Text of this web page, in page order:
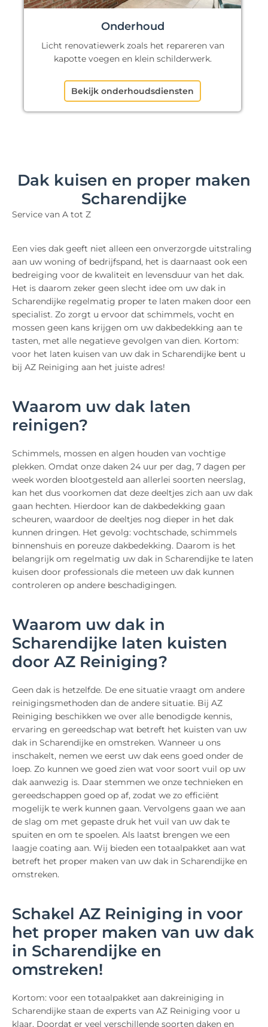
Onderhoud
Licht renovatiewerk zoals het repareren van
kapotte voegen en klein schilderwerk.
Bekijk onderhoudsdiensten
Dak kuisen en proper maken
Scharendijke
Service van A tot Z
Een vies dak geeft niet alleen een onverzorgde uitstraling
aan uw woning of bedrijfspand, het is daarnaast ook een
bedreiging voor de kwaliteit en levensduur van het dak.
Het is daarom zeker geen slecht idee om uw dak in
Scharendijke regelmatig proper te laten maken door een
specialist. Zo zorgt u ervoor dat schimmels, vocht en
mossen geen kans krijgen om uw dakbedekking aan te
tasten, met alle negatieve gevolgen van dien. Kortom:
voor het laten kuisen van uw dak in Scharendijke bent u
bij AZ Reiniging aan het juiste adres!
Waarom uw dak laten
reinigen?
Schimmels, mossen en algen houden van vochtige
plekken. Omdat onze daken 24 uur per dag, 7 dagen per
week worden blootgesteld aan allerlei soorten neerslag,
kan het dus voorkomen dat deze deeltjes zich aan uw dak
gaan hechten. Hierdoor kan de dakbedekking gaan
scheuren, waardoor de deeltjes nog dieper in het dak
kunnen dringen. Het gevolg: vochtschade, schimmels
binnenshuis en poreuze dakbedekking. Daarom is het
belangrijk om regelmatig uw dak in Scharendijke te laten
kuisen door professionals die meteen uw dak kunnen
controleren op andere beschadigingen.
Waarom uw dak in
Scharendijke laten kuisten
door AZ Reiniging?
Geen dak is hetzelfde. De ene situatie vraagt om andere
reinigingsmethoden dan de andere situatie. Bij AZ
Reiniging beschikken we over alle benodigde kennis,
ervaring en gereedschap wat betreft het kuisten van uw
dak in Scharendijke en omstreken. Wanneer u ons
inschakelt, nemen we eerst uw dak eens goed onder de
loep. Zo kunnen we goed zien wat voor soort vuil op uw
dak aanwezig is. Daar stemmen we onze technieken en
gereedschappen goed op af, zodat we zo efficiënt
mogelijk te werk kunnen gaan. Vervolgens gaan we aan
de slag om met gepaste druk het vuil van uw dak te
spuiten en om te spoelen. Als laatst brengen we een
laagje coating aan. Wij bieden een totaalpakket aan wat
betreft het proper maken van uw dak in Scharendijke en
omstreken.
Schakel AZ Reiniging in voor
het proper maken van uw dak
in Scharendijke en
omstreken!
Kortom: voor een totaalpakket aan dakreiniging in
Scharendijke staan de experts van AZ Reiniging voor u
klaar. Doordat er veel verschillende soorten daken en